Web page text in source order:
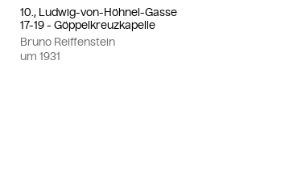
10., Ludwig-von-Höhnel-Gasse
17-19 - Göppelkreuzkapelle
Bruno Reiffenstein
um 1931